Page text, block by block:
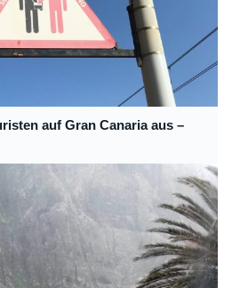
auf Gran Canaria aus –